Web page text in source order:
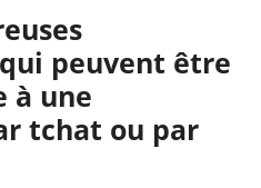
peuvent être
à une
tchat ou par